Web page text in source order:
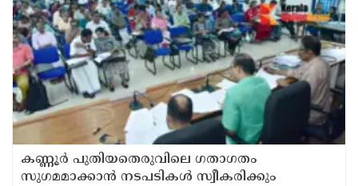
കണ്ണൂർ പുതിയതെരുവിലെ ഗതാഗതം
സുഗമമാക്കാന്‍ നടപടികള്‍ സ്വീകരിക്കും